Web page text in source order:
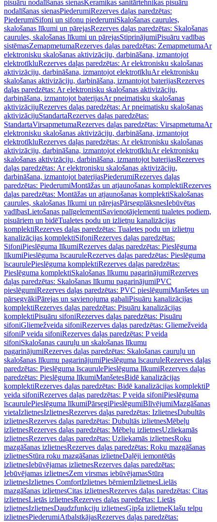
pisuāru nodalīšanas sienasKeramikas sanitārtehnikas pisuāru
nodalīšanas sienasPiederumiRezerves daļas paredzētas:
PiederumiSifoni un sifonu piederumiSkalošanas caurules,
skalošanas līkumi un pārejasRezerves daļas paredzētas: Skalošanas
caurules, skalošanas līkumi un pārejasStiprinājumiPisuāru vadības
sistēmasZemapmetumaRezerves daļas paredzētas: ZemapmetumaAr
elektronisku skalošanas aktivizāciju, darbināšana, izmantojot
elektrotīkluRezerves daļas paredzētas: Ar elektronisku skalošanas
aktivizāciju, darbināšana, izmantojot elektrotīkluAr elektronisku
skalošanas aktivizāciju, darbināšana, izmantojot baterijasRezerves
daļas paredzētas: Ar elektronisku skalošanas aktivizāciju,
darbināšana, izmantojot baterijasAr pneimatisku skalošanas
aktivizācijuRezerves daļas paredzētas: Ar pneimatisku skalošanas
aktivizācijuStandartaRezerves daļas paredzētas:
StandartaVirsapmetumaRezerves daļas paredzētas: VirsapmetumaAr
elektronisku skalošanas aktivizāciju, darbināšana, izmantojot
elektrotīkluRezerves daļas paredzētas: Ar elektronisku skalošanas
aktivizāciju, darbināšana, izmantojot elektrotīkluAr elektronisku
skalošanas aktivizāciju, darbināšana, izmantojot baterijasRezerves
daļas paredzētas: Ar elektronisku skalošanas aktivizāciju,
darbināšana, izmantojot baterijasPiederumiRezerves daļas
paredzētas: PiederumiMontāžas un atjaunošanas komplektiRezerves
daļas paredzētas: Montāžas un atjaunošanas komplektiSkalošanas
caurules, skalošanas līkumi un pārejasPārsegplāksnesIebūvētas
vadībasLietošanas palīgelementiSavienotājelementi tualetes podiem,
pisuāriem un bidēTualetes podu un izlietņu kanalizācijas
komplektiRezerves daļas paredzētas: Tualetes podu un izlietņu
kanalizācijas komplektiSifoniRezerves daļas paredzētas:
SifoniPieslēguma līkumiRezerves daļas paredzētas: Pieslēguma
līkumiPieslēguma īscauruleRezerves daļas paredzētas: Pieslēguma
īscaurulePieslēguma komplektiRezerves daļas paredzētas:
Pieslēguma komplektiSkalošanas līkumu pagarinājumiRezerves
daļas paredzētas: Skalošanas līkumu pagarinājumiPVC
pieslēgumiRezerves daļas paredzētas: PVC pieslēgumiManšetes un
pārsegvākiPārejas un savienojuma gabaliPisuāru kanalizācijas
komplektiRezerves daļas paredzētas: Pisuāru kanalizācijas
komplektiPisuāru sifoniRezerves daļas paredzētas: Pisuāru
sifoniGliemežveida sifoniRezerves daļas paredzētas: Gliemežveida
sifoniP veida sifoniRezerves daļas paredzētas: P veida
sifoniSkalošanas cauruļu un skalošanas līkumu
pagarinājumiRezerves daļas paredzētas: Skalošanas cauruļu un
skalošanas līkumu pagarinājumiPieslēguma īscauruleRezerves daļas
paredzētas: Pieslēguma īscaurulePieslēguma līkumiRezerves daļas
paredzētas: Pieslēguma līkumiManšetesBidē kanalizācijas
komplektiRezerves daļas paredzētas: Bidē kanalizācijas komplektiP
veida sifoniRezerves daļas paredzētas: P veida sifoniPieslēguma
īscaurulePieslēguma līkumiPārsegiPieslēgumiBlīvējumiMazgāšanas
vietaIzlietnesIzlietnesRezerves daļas paredzētas: IzlietnesDubultās
izlietnesRezerves daļas paredzētas: Dubultās izlietnesMēbeļu
izlietnesRezerves daļas paredzētas: Mēbeļu izlietnesUzliekamās
izlietnesRezerves daļas paredzētas: Uzliekamās izlietnesRoku
mazgāšanas izlietnesRezerves daļas paredzētas: Roku mazgāšanas
izlietnesStūra roku mazgāšanas izlietneDaļēji iemontētās
izlietnesIebūvējamas izlietnesRezerves daļas paredzētas:
Iebūvējamas izlietnesZem virsmas iebūvējamasStūra
izlietnesIzlietnes ComfortIzlietnes bērniemIzlietnesLielās
mazgāšanas izlietnesCitas izlietnesRezerves daļas paredzētas: Citas
izlietnesLietās izlietnesRezerves daļas paredzētas: Lietās
izlietnesIzlietnesDaudzfunkciju izlietnesĢipša izlietneKlašu telpu
izlietnesPiederumiAtbalstkājasRezerves daļas paredzētas: